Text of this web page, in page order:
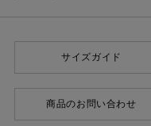
サイズガイド
商品のお問い合わせ